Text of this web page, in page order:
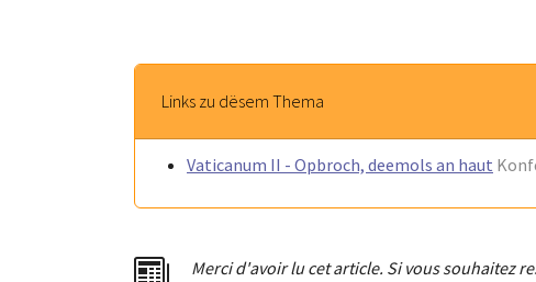
Links zu dësem Thema
Vaticanum II - Opbroch, deemols an haut
Merci d'avoir lu cet article. Si vous souhaitez